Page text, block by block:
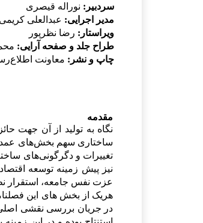
سردبیر: نوراله قیصری
مدیر اجرایی: عبدالعلی کریمی
ویراستار: رضا نظرپور
طراح جلد و صفحه آرایی:
چاپ و نشر: معاونت
مقدمه
نگاه به تولید از آن جهت
ساختاری سهم بخش‌های عمده
تغییرات و دگرگونی‌های
نیز پیش زمینه توسعه
عزت نفس جامعه، استقرار
هریک از بخش های این
در جریان بررسی نقشی اصلی